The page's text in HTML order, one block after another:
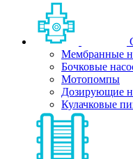
Мембранные
Бочковые
Мотопомпы
Дозирующие
Кулачковые